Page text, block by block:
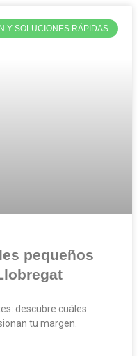
Y SOLUCIONES RÁPIDAS
pequeños
descubre cuáles
tu margen.